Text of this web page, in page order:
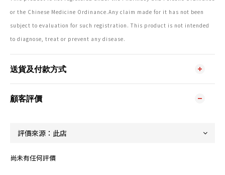
or the Chinese Medicine Ordinance.Any claim made for it has not been
subject to evaluation for such registration. This product is not intended
to diagnose, treat or prevent any disease.
送貨及付款方式
顧客評價
尚未有任何評價